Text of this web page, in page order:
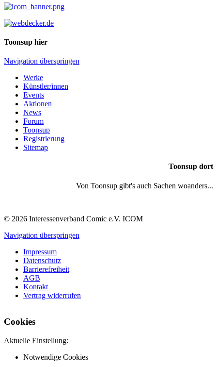
Toonsup hier
Navigation überspringen
Werke
Künstler/innen
Events
Aktionen
News
Forum
Toonsup
Registrierung
Sitemap
Toonsup dort
Von Toonsup gibt's auch Sachen woanders...
© 2026 Interessenverband Comic e.V. ICOM
Navigation überspringen
Impressum
Datenschutz
Barrierefreiheit
AGB
Kontakt
Vertrag widerrufen
Cookies
Aktuelle Einstellung:
Notwendige Cookies